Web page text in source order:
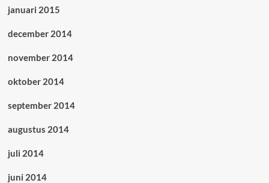
januari 2015
december 2014
november 2014
oktober 2014
september 2014
augustus 2014
juli 2014
juni 2014